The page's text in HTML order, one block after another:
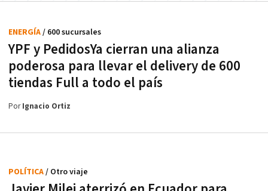
YPF y PedidosYa cierran una alianza
poderosa para llevar el delivery de 600
tiendas Full a todo el país
ENERGÍA/ 600 sucursales
PorIgnacio Ortiz
POLÍTICA/ Otro viaje